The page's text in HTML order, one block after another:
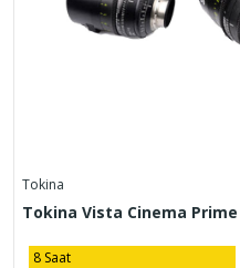
Tokina
Tokina Vista Cinema
8 Saat